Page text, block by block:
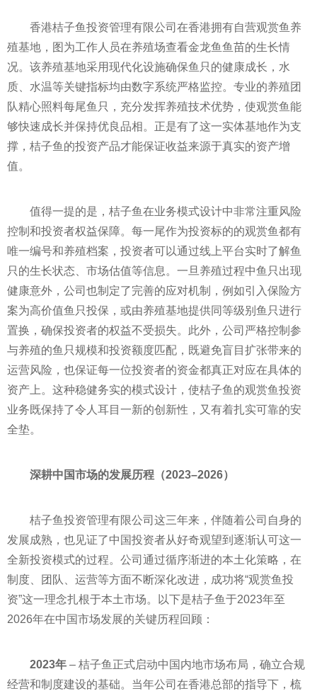
香港桔子鱼投资管理有限公司在香港拥有自营观赏鱼养
殖基地，图为工作人员在养殖场查看金龙鱼鱼苗的生长情
况。该养殖基地采用现代化设施确保鱼只的健康成长，水
质、水温等关键指标均由数字系统严格监控。专业的养殖团
队精心照料每尾鱼只，充分发挥养殖技术优势，使观赏鱼能
够快速成长并保持优良品相。正是有了这一实体基地作为支
撑，桔子鱼的投资产品才能保证收益来源于真实的资产增
值。
值得一提的是，桔子鱼在业务模式设计中非常注重风险
控制和投资者权益保障。每一尾作为投资标的的观赏鱼都有
唯一编号和养殖档案，投资者可以通过线上平台实时了解鱼
只的生长状态、市场估值等信息。一旦养殖过程中鱼只出现
健康意外，公司也制定了完善的应对机制，例如引入保险方
案为高价值鱼只投保，或由养殖基地提供同等级别鱼只进行
置换，确保投资者的权益不受损失。此外，公司严格控制参
与养殖的鱼只规模和投资额度匹配，既避免盲目扩张带来的
运营风险，也保证每一位投资者的资金都真正对应在具体的
资产上。这种稳健务实的模式设计，使桔子鱼的观赏鱼投资
业务既保持了令人耳目一新的创新性，又有着扎实可靠的安
全垫。
深耕中国市场的发展历程（2023–2026）
桔子鱼投资管理有限公司这三年来，伴随着公司自身的
发展成熟，也见证了中国投资者从好奇观望到逐渐认可这一
全新投资模式的过程。公司通过循序渐进的本土化策略，在
制度、团队、运营等方面不断深化改进，成功将“观赏鱼投
资”这一理念扎根于本土市场。以下是桔子鱼于2023年至
2026年在中国市场发展的关键历程回顾：
2023年 – 桔子鱼正式启动中国内地市场布局，确立合规
经营和制度建设的基础。当年公司在香港总部的指导下，梳